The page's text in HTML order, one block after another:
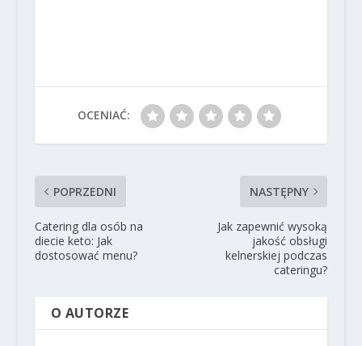
OCENIAĆ:
POPRZEDNI
Catering dla osób na
diecie keto: Jak
dostosować menu?
NASTĘPNY
Jak zapewnić wysoką
jakość obsługi
kelnerskiej podczas
cateringu?
O AUTORZE